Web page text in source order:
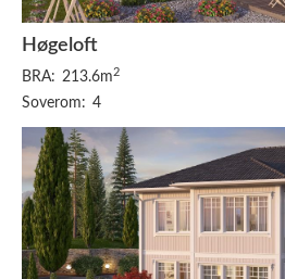
Høgeloft
BRA: 213.6m 2
Soverom: 4